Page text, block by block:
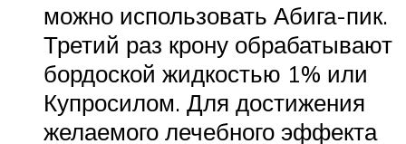
можно использовать Абига-пик.
Третий раз крону обрабатывают
бордоской жидкостью 1% или
Купросилом. Для достижения
желаемого лечебного эффекта